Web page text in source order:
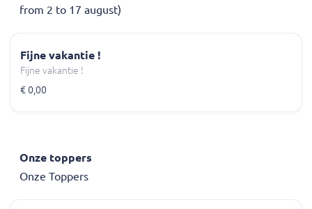
from 2 to 17 august)
Fijne vakantie !
Fijne vakantie !
€ 0,00
Onze toppers
Onze Toppers